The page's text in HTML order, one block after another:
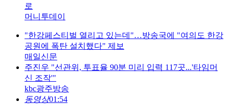
로
머니투데이
"한강페스티벌 열리고 있는데"…방송국에 "여의도 한강
공원에 폭탄 설치했다" 제보
매일신문
주진우 "선관위, 투표율 90분 미리 입력 117곳...'타임머
신 조작'"
kbc광주방송
동영상01:54